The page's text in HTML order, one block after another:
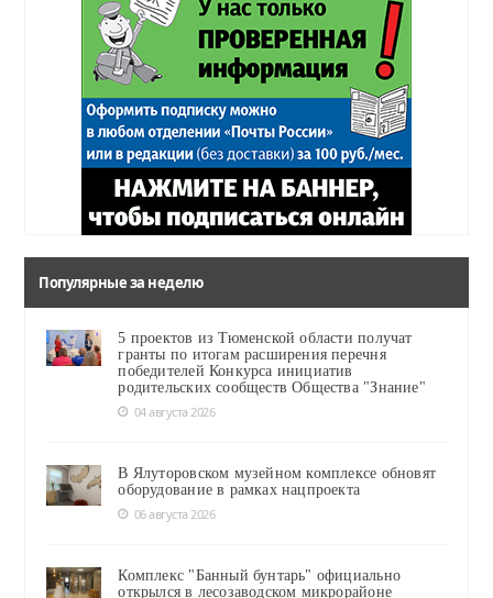
Популярные за неделю
5 проектов из Тюменской области получат
гранты по итогам расширения перечня
победителей Конкурса инициатив
родительских сообществ Общества "Знание"
04 августа 2026
В Ялуторовском музейном комплексе обновят
оборудование в рамках нацпроекта
06 августа 2026
Комплекс "Банный бунтарь" официально
открылся в лесозаводском микрорайоне